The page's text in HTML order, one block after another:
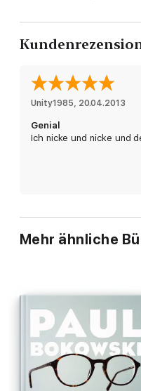
Unity1985, 20.04.2013
Genial
Ich nicke und nicke und
Mehr ähnliche